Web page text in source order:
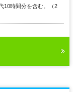
10時間分を含む。（2